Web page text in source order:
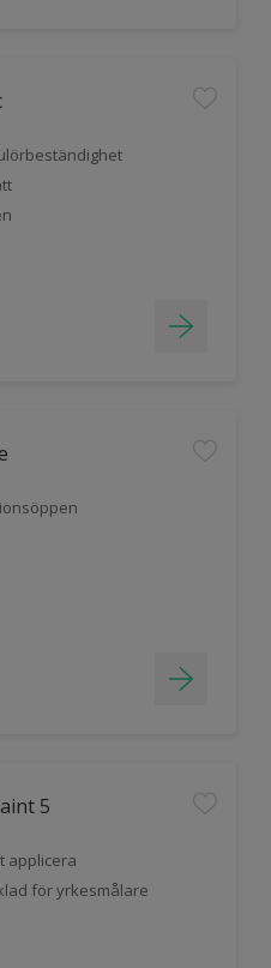
5
applicera
för yrkesmålare